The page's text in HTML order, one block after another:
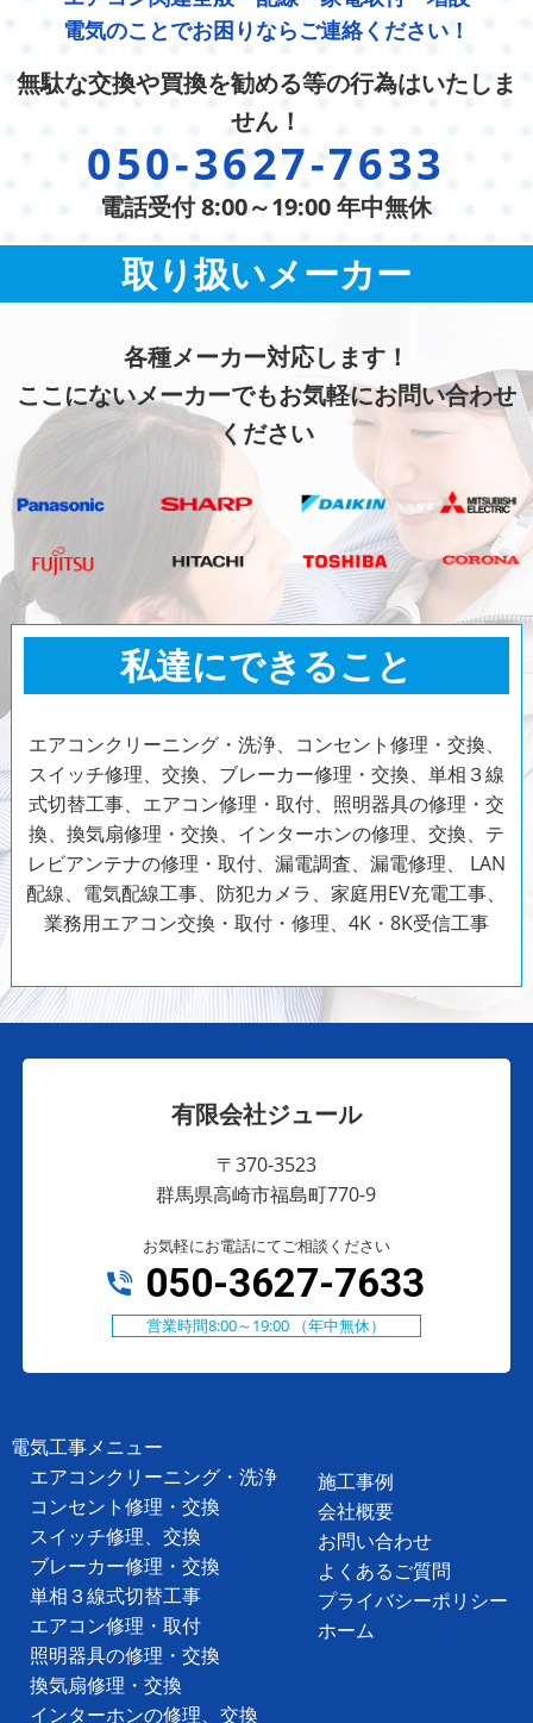
電気のことでお困りならご連絡ください！
無駄な交換や買換を勧める等の行為はいたしま
せん！
050-3627-7633
電話受付 8:00～19:00 年中無休
取り扱いメーカー
各種メーカー対応します！
ここにないメーカーでもお気軽にお問い合わせ
ください
私達にできること
エアコンクリーニング・洗浄、コンセント修理・交換、
スイッチ修理、交換、ブレーカー修理・交換、単相３線
式切替工事、エアコン修理・取付、照明器具の修理・交
換、換気扇修理・交換、インターホンの修理、交換、テ
レビアンテナの修理・取付、漏電調査、漏電修理、 LAN
配線、電気配線工事、防犯カメラ、家庭用EV充電工事、
業務用エアコン交換・取付・修理、4K・8K受信工事
有限会社ジュール
〒370-3523
群馬県高崎市福島町770-9
お気軽にお電話にてご相談ください
050-3627-7633
営業時間8:00～19:00 （年中無休）
電気工事メニュー
エアコンクリーニング・洗浄
コンセント修理・交換
スイッチ修理、交換
ブレーカー修理・交換
単相３線式切替工事
エアコン修理・取付
照明器具の修理・交換
換気扇修理・交換
インターホンの修理、交換
施工事例
会社概要
お問い合わせ
よくあるご質問
プライバシーポリシー
ホーム